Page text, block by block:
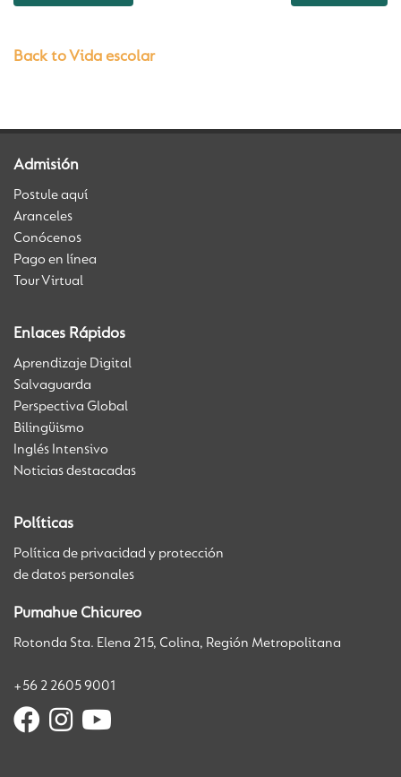
Back to Vida escolar
Admisión
Postule aquí
Aranceles
Conócenos
Pago en línea
Tour Virtual
Enlaces Rápidos
Aprendizaje Digital
Salvaguarda
Perspectiva Global
Bilingüismo
Inglés Intensivo
Noticias destacadas
Políticas
Política de privacidad y protección
de datos personales
Pumahue Chicureo
Rotonda Sta. Elena 215, Colina, Región Metropolitana
+56 2 2605 9001